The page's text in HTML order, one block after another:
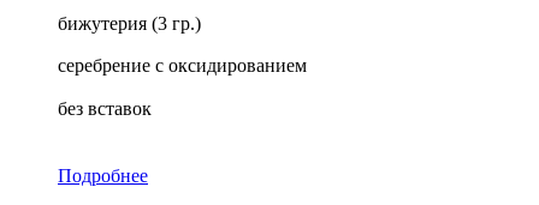
бижутерия (3 гр.)
серебрение с оксидированием
без вставок
Подробнее